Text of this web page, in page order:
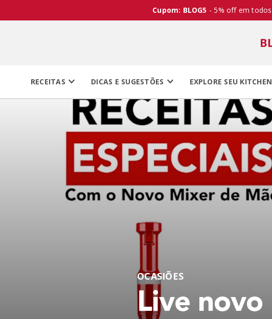
Cupom: BLOG5 - 5% off em
RECEITAS DICAS E SUGESTÕES EXPLORE SEU
OCASIÕES
Live